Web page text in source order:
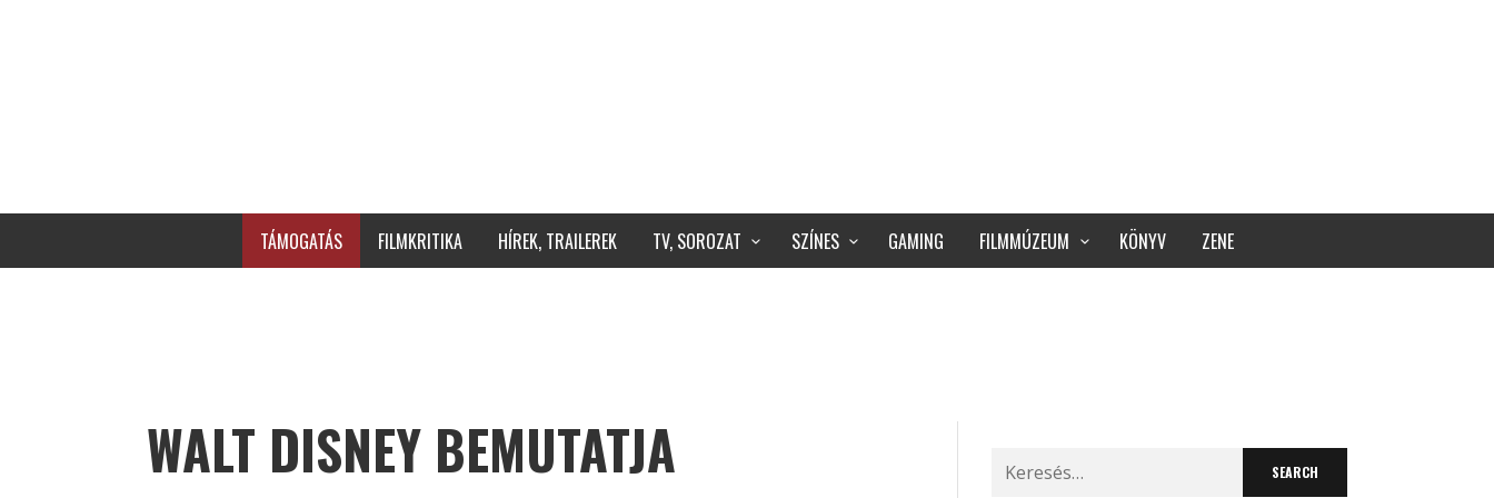
TÁMOGATÁS FILMKRITIKA HÍREK, TRAILEREK TV, SOROZAT SZÍNES GAMING FILMMÚZEUM KÖNYV ZENE
WALT DISNEY BEMUTATJA
Search
for: